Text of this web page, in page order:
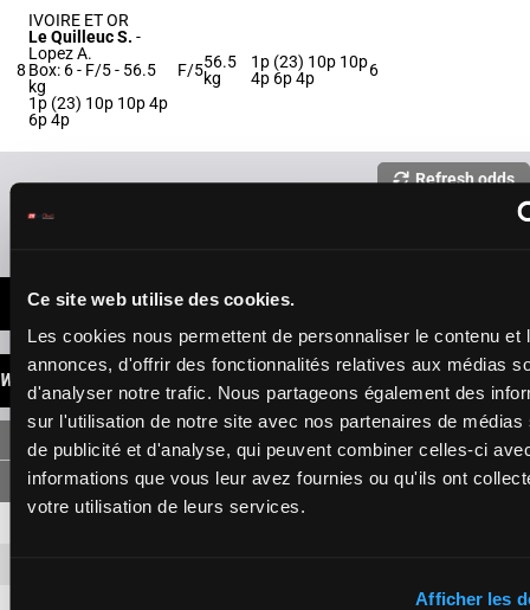
Ce site web utilise des cookies.
Les cookies nous permettent de personnaliser le contenu et
annonces, d'offrir des fonctionnalités relatives aux médias
d'analyser notre trafic. Nous partageons également des
sur l'utilisation de notre site avec nos partenaires de médias
de publicité et d'analyse, qui peuvent combiner celles-ci
informations que vous leur avez fournies ou qu'ils ont
votre utilisation de leurs services.
Afficher les
8
IVOIRE ET OR
Le Quilleuc S. -
Lopez A.
Box: 6 - F/5 - 56.5
kg
1p (23) 10p 10p 4p
6p 4p
F/556.5
kg
1p (23) 10p 10p
4p 6p 4p
6
Refresh odds
LATEST NEWS
WINNINGS
SINGLE